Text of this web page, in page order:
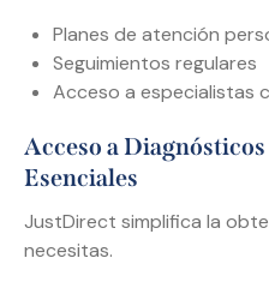
Planes de atención
Seguimientos regulares
Acceso a especialistas
Acceso a
Esenciales
JustDirect simplifica la
necesitas.